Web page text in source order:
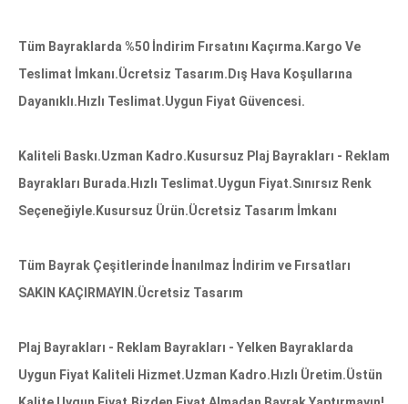
Tüm Bayraklarda %50 İndirim Fırsatını Kaçırma.Kargo Ve
Teslimat İmkanı.Ücretsiz Tasarım.Dış Hava Koşullarına
Dayanıklı.Hızlı Teslimat.Uygun Fiyat Güvencesi.
Kaliteli Baskı.Uzman Kadro.Kusursuz Plaj Bayrakları - Reklam
Bayrakları Burada.Hızlı Teslimat.Uygun Fiyat.Sınırsız Renk
Seçeneğiyle.Kusursuz Ürün.Ücretsiz Tasarım İmkanı
Tüm Bayrak Çeşitlerinde İnanılmaz İndirim ve Fırsatları
SAKIN KAÇIRMAYIN.Ücretsiz Tasarım
Plaj Bayrakları - Reklam Bayrakları - Yelken Bayraklarda
Uygun Fiyat Kaliteli Hizmet.Uzman Kadro.Hızlı Üretim.Üstün